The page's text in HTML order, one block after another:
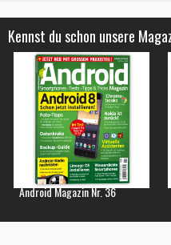
Kennst du schon unsere
Android Magazin Nr. 36